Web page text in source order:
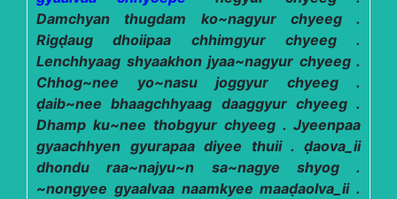
Damchyan thugdam ko~nagyur chyeeg .
Rigḍaug dhoiipaa chhimgyur chyeeg .
Lenchhyaag shyaakhon jyaa~nagyur chyeeg .
Chhog~nee yo~nasu joggyur chyeeg .
ḍaib~nee bhaagchhyaag daaggyur chyeeg .
Dhamp ku~nee thobgyur chyeeg . Jyeenpaa
gyaachhyen gyurapaa diyee thuii . ḍaova_ii
dhondu raa~najyu~n sa~nagye shyog .
~nongyee gyaalvaa naamkyee maaḍaolva_ii .